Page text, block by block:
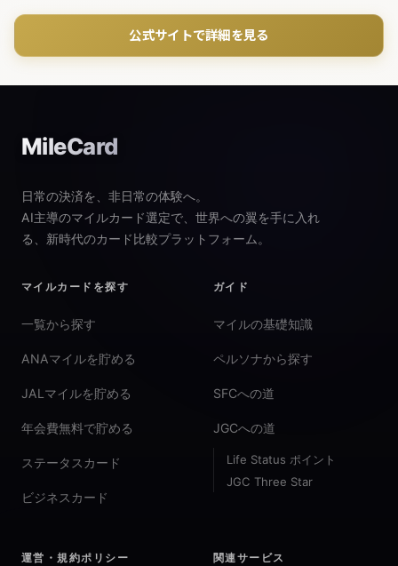
公式サイトで詳細を見る
MileCard
日常の決済を、非日常の体験へ。
AI主導のマイルカード選定で、世界への翼を手に入れ
る、新時代のカード比較プラットフォーム。
マイルカードを探す
一覧から探す
ANAマイルを貯める
JALマイルを貯める
年会費無料で貯める
ステータスカード
ビジネスカード
ガイド
マイルの基礎知識
ペルソナから探す
SFCへの道
JGCへの道
Life Status ポイント
JGC Three Star
運営・規約ポリシー 関連サービス